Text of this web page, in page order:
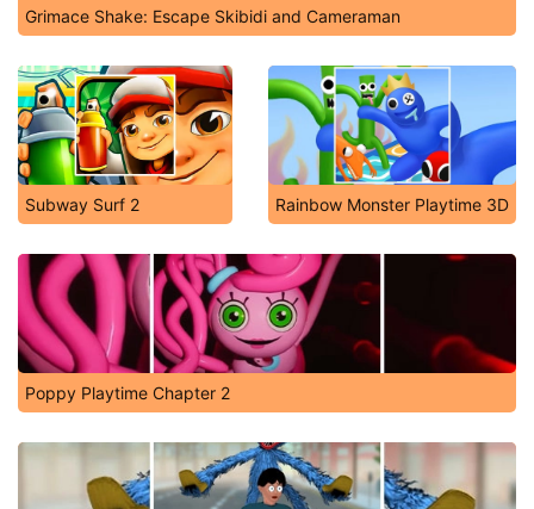
Grimace Shake: Escape Skibidi and Cameraman
Subway Surf 2 Rainbow Monster Playtime 3D
Poppy Playtime Chapter 2